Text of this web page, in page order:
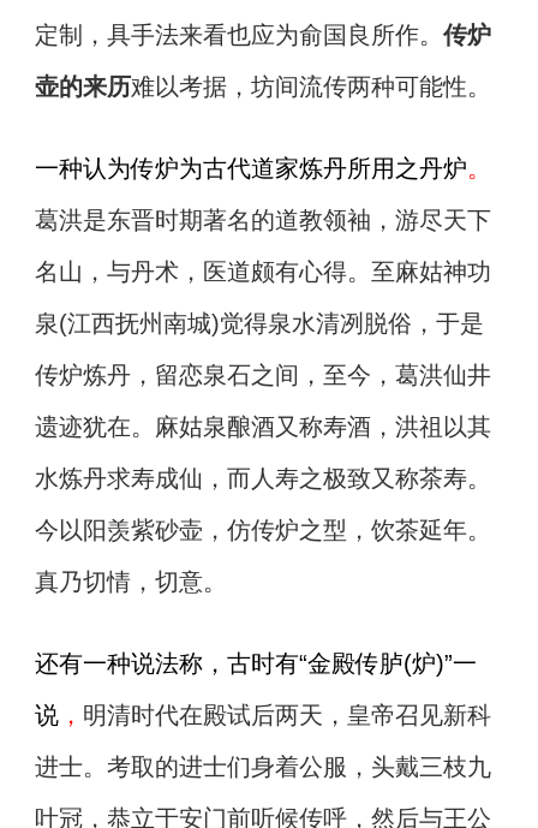
定制，具手法来看也应为俞国良所作。传炉
壶的来历难以考据，坊间流传两种可能性。
一种认为传炉为古代道家炼丹所用之丹炉。
葛洪是东晋时期著名的道教领袖，游尽天下
名山，与丹术，医道颇有心得。至麻姑神功
泉(江西抚州南城)觉得泉水清冽脱俗，于是
传炉炼丹，留恋泉石之间，至今，葛洪仙井
遗迹犹在。麻姑泉酿酒又称寿酒，洪祖以其
水炼丹求寿成仙，而人寿之极致又称茶寿。
今以阳羡紫砂壶，仿传炉之型，饮茶延年。
真乃切情，切意。
还有一种说法称，古时有“金殿传胪(炉)”一
说 ， 明清时代在殿试后两天，皇帝召见新科
进士。考取的进士们身着公服，头戴三枝九
叶冠，恭立于安门前听候传呼，然后与王公